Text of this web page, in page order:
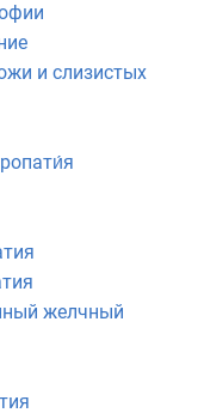
и слизистых
желчный